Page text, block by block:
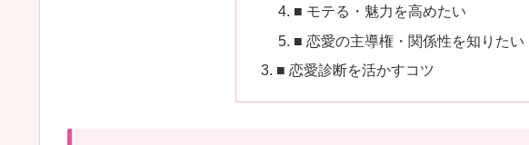
■ モテる・魅力を高めたい
■ 恋愛の主導権・関係性を知りたい
■ 恋愛診断を活かすコツ